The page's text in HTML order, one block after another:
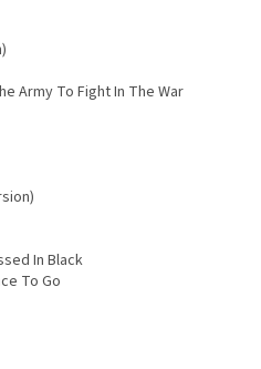
Army To Fight In The War
In Black
To Go